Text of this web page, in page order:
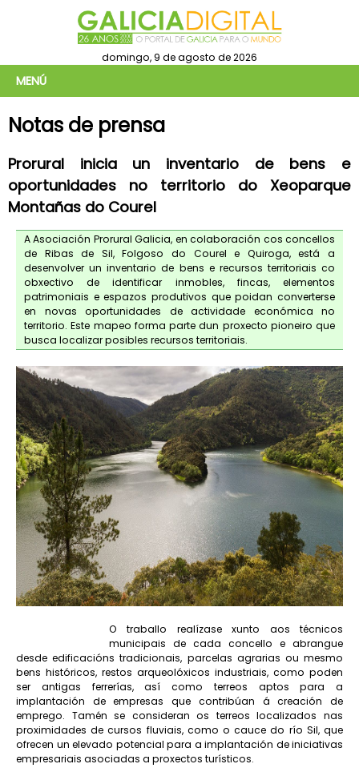
domingo, 9 de agosto de 2026
MENÚ
Notas de prensa
Prorural inicia un inventario de bens e
oportunidades no territorio do Xeoparque
Montañas do Courel
A Asociación Prorural Galicia, en colaboración cos concellos
de Ribas de Sil, Folgoso do Courel e Quiroga, está a
desenvolver un inventario de bens e recursos territoriais co
obxectivo de identificar inmobles, fincas, elementos
patrimoniais e espazos produtivos que poidan converterse
en novas oportunidades de actividade económica no
territorio. Este mapeo forma parte dun proxecto pioneiro que
busca localizar posibles recursos territoriais.
O traballo realízase xunto aos técnicos
municipais de cada concello e abrangue
desde edificacións tradicionais, parcelas agrarias ou mesmo
bens históricos, restos arqueolóxicos industriais, como poden
ser antigas ferrerías, así como terreos aptos para a
implantación de empresas que contribúan á creación de
emprego. Tamén se consideran os terreos localizados nas
proximidades de cursos fluviais, como o cauce do río Sil, que
ofrecen un elevado potencial para a implantación de iniciativas
empresariais asociadas a proxectos turísticos.